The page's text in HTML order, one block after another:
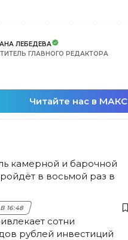
ЛЕБЕДЕВА
ГЛАВНОГО РЕДАКТОРА
Читайте нас в МАКС
камерной и барочной
в восьмой раз в
16:48
сотни
рублей инвестиций